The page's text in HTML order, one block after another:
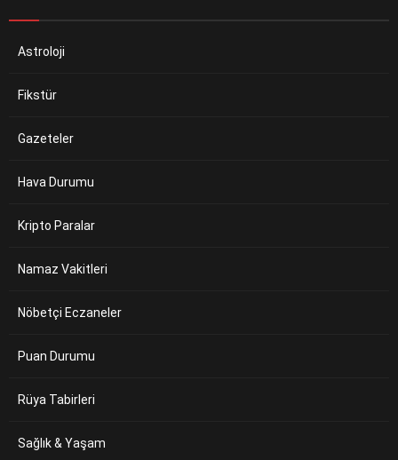
Astroloji
Fikstür
Gazeteler
Hava Durumu
Kripto Paralar
Namaz Vakitleri
Nöbetçi Eczaneler
Puan Durumu
Rüya Tabirleri
Sağlık & Yaşam